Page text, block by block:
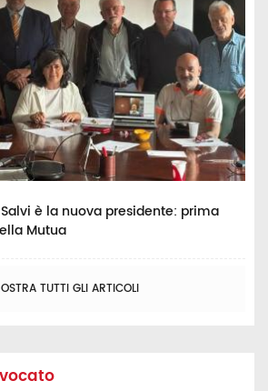
è la nuova presidente: prima
Mutua
TUTTI GLI ARTICOLI